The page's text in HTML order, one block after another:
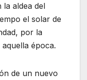
la aldea del
el solar de
por la
época.
de un nuevo